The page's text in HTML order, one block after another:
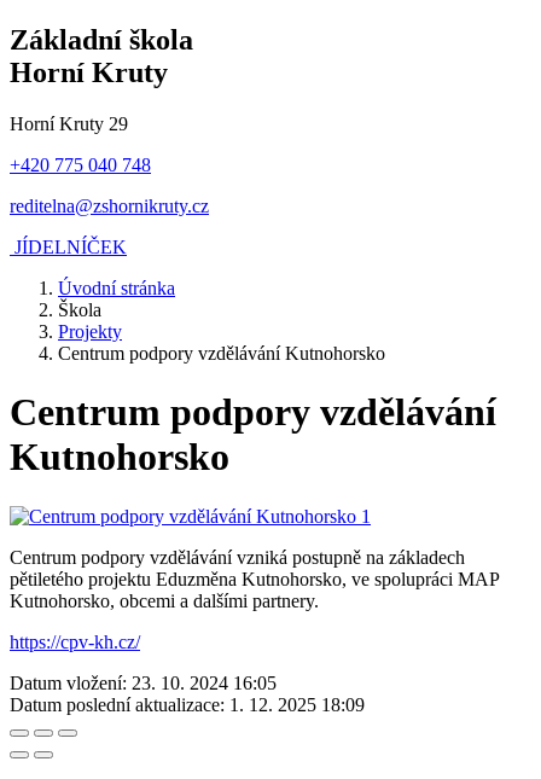
Základní škola
Horní Kruty
Horní Kruty 29
+420 775 040 748
reditelna@zshornikruty.cz
JÍDELNÍČEK
Úvodní stránka
Škola
Projekty
Centrum podpory vzdělávání Kutnohorsko
Centrum podpory vzdělávání
Kutnohorsko
Centrum podpory vzdělávání vzniká postupně na základech
pětiletého projektu Eduzměna Kutnohorsko, ve spolupráci MAP
Kutnohorsko, obcemi a dalšími partnery.
https://cpv-kh.cz/
Datum vložení: 23. 10. 2024 16:05
Datum poslední aktualizace: 1. 12. 2025 18:09